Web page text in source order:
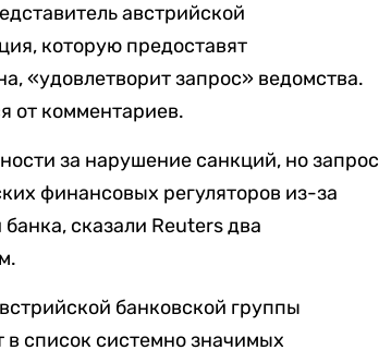
австрийской
которую предоставят
«удовлетворит запрос» ведомства.
от комментариев.
за нарушение санкций, но запрос
финансовых регуляторов из-за
сказали Reuters два
банковской группы
список системно значимых